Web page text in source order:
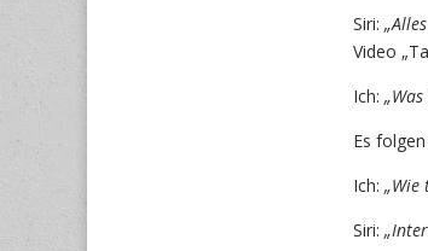
Siri:
Video
Ich:
Es
Ich: „Wie
Siri: